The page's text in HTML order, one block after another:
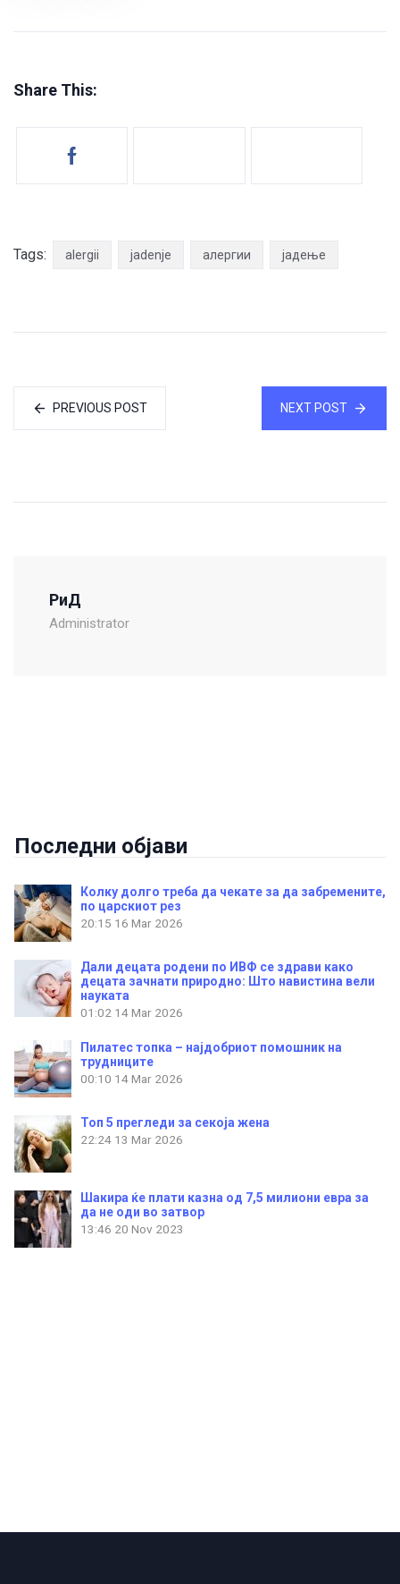
Share This:
Tags: alergii jadenje алергии јадење
PREVIOUS POST NEXT POST
РиД
Administrator
Последни објави
Колку долго треба да чекате за да забремените,
по царскиот рез
20:15 16 Mar 2026
Дали децата родени по ИВФ се здрави како
децата зачнати природно: Што навистина вели
науката
01:02 14 Mar 2026
Пилатес топка – најдобриот помошник на
трудниците
00:10 14 Mar 2026
Топ 5 прегледи за секоја жена
22:24 13 Mar 2026
Шакира ќе плати казна од 7,5 милиони евра за
да не оди во затвор
13:46 20 Nov 2023